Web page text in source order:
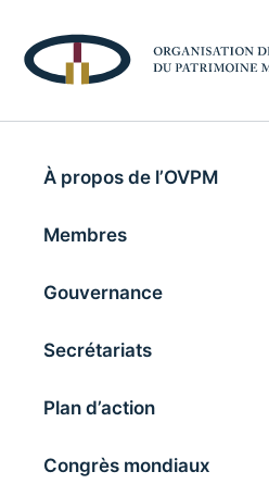
À propos de l’OVPM
Membres
Gouvernance
Secrétariats
Plan d’action
Congrès mondiaux